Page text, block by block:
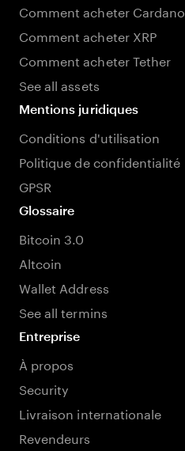
Comment acheter Cardano
Comment acheter XRP
Comment acheter Tether
See all assets
Mentions juridiques
Conditions d'utilisation
Politique de confidentialité
GPSR
Glossaire
Bitcoin 3.0
Altcoin
Wallet Address
See all termins
Entreprise
À propos
Security
Livraison internationale
Revendeurs